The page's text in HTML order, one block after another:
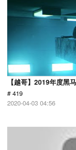
【越哥】2019年度黑
# 419
2020-04-03 04:56